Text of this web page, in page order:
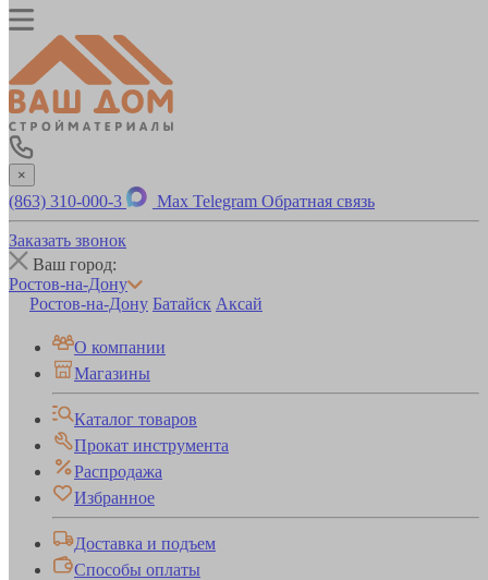
×
(863) 310-000-3 Max Telegram Обратная связь
Заказать звонок
Ваш город:
Ростов-на-Дону
Ростов-на-Дону Батайск Аксай
О компании
Магазины
Каталог товаров
Прокат инструмента
Распродажа
Избранное
Доставка и подъем
Способы оплаты